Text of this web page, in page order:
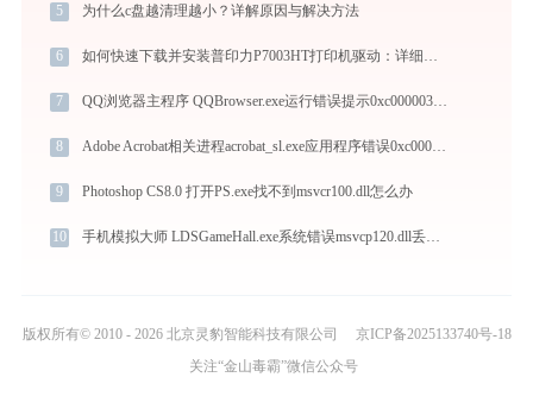
5 为什么c盘越清理越小？详解原因与解决方法
6 如何快速下载并安装普印力P7003HT打印机驱动：详细步骤解析
7 QQ浏览器主程序 QQBrowser.exe运行错误提示0xc000003a的解决办法
8 Adobe Acrobat相关进程acrobat_sl.exe应用程序错误0xc000007b解决方法
9 Photoshop CS8.0 打开PS.exe找不到msvcr100.dll怎么办
10 手机模拟大师 LDSGameHall.exe系统错误msvcp120.dll丢失如何解决
版权所有© 2010 - 2026 北京灵豹智能科技有限公司
京ICP备2025133740号-18
关注“金山毒霸”微信公众号